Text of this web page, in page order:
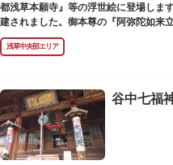
都浅草本願寺』等の浮世絵に登場しま
建されました。御本尊の『阿弥陀如来
禄2年（1226）頃の作と伝わっていま
後のものと推定され、都内に現存する
浅草中央部エリア
谷中七福